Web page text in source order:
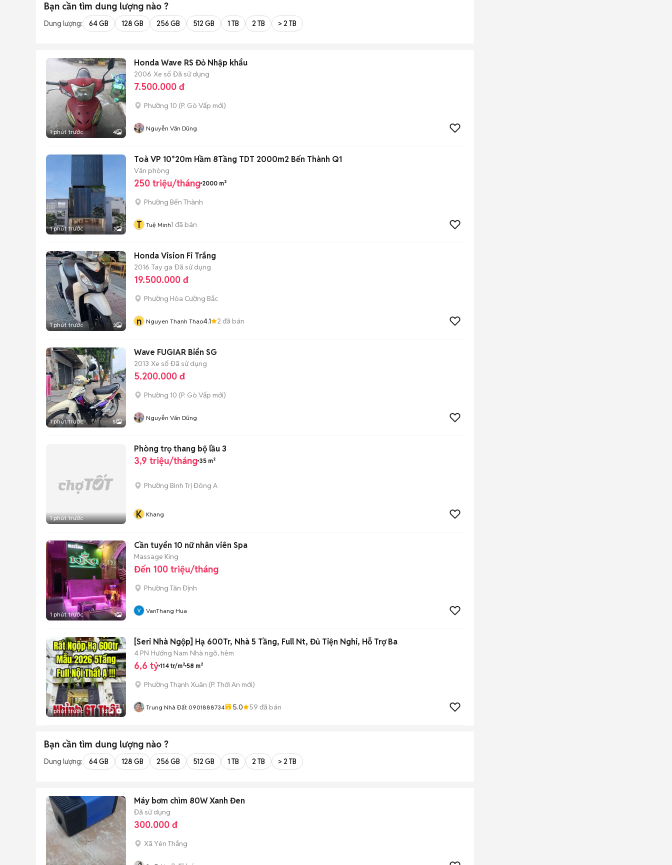
Bạn cần tìm dung lượng nào ?
Dung lượng: 64 GB 128 GB 256 GB 512 GB 1 TB 2 TB > 2 TB
1 phút trước 4
Honda Wave RS Đỏ Nhập khẩu
2006 Xe số Đã sử dụng
7.500.000 đ
Phường 10 (P. Gò Vấp mới)
Nguyễn Văn Dũng
1 phút trước 3
Toà VP 10*20m Hầm 8Tầng TDT 2000m2 Bến Thành Q1
Văn phòng
250 triệu/tháng 2000 m²
Phường Bến Thành
T Tuệ Minh1 đã bán
1 phút trước 3
Honda Vision Fi Trắng
2016 Tay ga Đã sử dụng
19.500.000 đ
Phường Hòa Cường Bắc
n Nguyen Thanh Thao4.1 2 đã bán
1 phút trước 5
Wave FUGIAR Biển SG
2013 Xe số Đã sử dụng
5.200.000 đ
Phường 10 (P. Gò Vấp mới)
Nguyễn Văn Dũng
1 phút trước
Phòng trọ thang bộ lầu 3
3,9 triệu/tháng 35 m²
Phường Bình Trị Đông A
K Khang
1 phút trước 1
Cần tuyển 10 nữ nhân viên Spa
Massage King
Đến 100 triệu/tháng
Phường Tân Định
VanThang Hua
1 phút trước 12
[Seri Nhà Ngộp] Hạ 600Tr, Nhà 5 Tầng, Full Nt, Đủ Tiện Nghi, Hỗ Trợ Ba
4 PN Hướng Nam Nhà ngõ, hẻm
6,6 tỷ 114 tr/m² 58 m²
Phường Thạnh Xuân (P. Thới An mới)
Trung Nhà Đất 0901888734 5.0 59 đã bán
Bạn cần tìm dung lượng nào ?
Dung lượng: 64 GB 128 GB 256 GB 512 GB 1 TB 2 TB > 2 TB
Máy bơm chìm 80W Xanh Đen
Đã sử dụng
300.000 đ
Xã Yên Thắng